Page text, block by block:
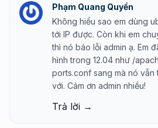
Phạm Quang Quyền
Không hiểu sao em dùng
tới IP được. Còn khi em
thì nó báo lỗi admin ạ. Em
hình trong 12.04 như /
ports.conf sang mà nó vẫn
với. Cảm ơn admin nhiều!
Trả lời →